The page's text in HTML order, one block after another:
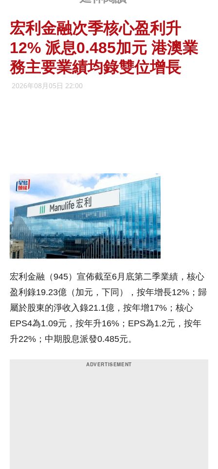
宏利金融次季核心盈利升
12% 派息0.485加元 港澳業
務主要業績均錄雙位增長
2026年08月05日 22:00
宏利金融（945）宣佈截至6月底第二季業績，核心
盈利錄19.23億（加元，下同），按年增長12%；歸
屬於股東的淨收入錄21.1億，按年增17%；核心
EPS4為1.09元，按年升16%；EPS為1.2元，按年
升22%；中期股息派發0.485元。